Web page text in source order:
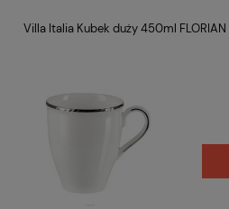
Villa Italia Kubek duży 450ml FLORIAN